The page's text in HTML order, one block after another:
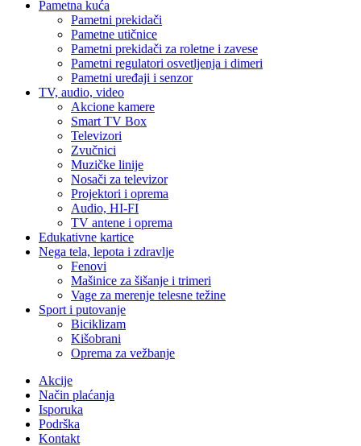
Pametna kuća
Pametni prekidači
Pametne utičnice
Pametni prekidači za roletne i zavese
Pametni regulatori osvetljenja i dimeri
Pametni uređaji i senzor
TV, audio, video
Akcione kamere
Smart TV Box
Televizori
Zvučnici
Muzičke linije
Nosači za televizor
Projektori i oprema
Audio, HI-FI
TV antene i oprema
Edukativne kartice
Nega tela, lepota i zdravlje
Fenovi
Mašinice za šišanje i trimeri
Vage za merenje telesne težine
Sport i putovanje
Biciklizam
Kišobrani
Oprema za vežbanje
Akcije
Način plaćanja
Isporuka
Podrška
Kontakt